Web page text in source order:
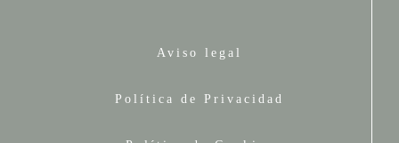
Aviso legal
Política de Privacidad